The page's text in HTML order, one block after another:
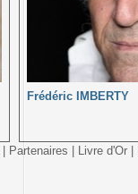
Frédéric IMBERTY
Partenaires Livre d'Or